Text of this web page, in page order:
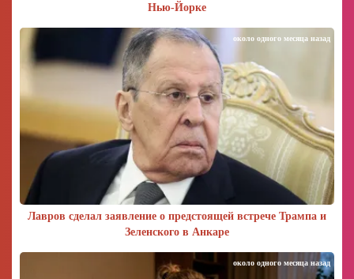
Нью-Йорке
Лавров сделал заявление о предстоящей встрече Трампа и
Зеленского в Анкаре
около одного месяца назад
около одного месяца назад